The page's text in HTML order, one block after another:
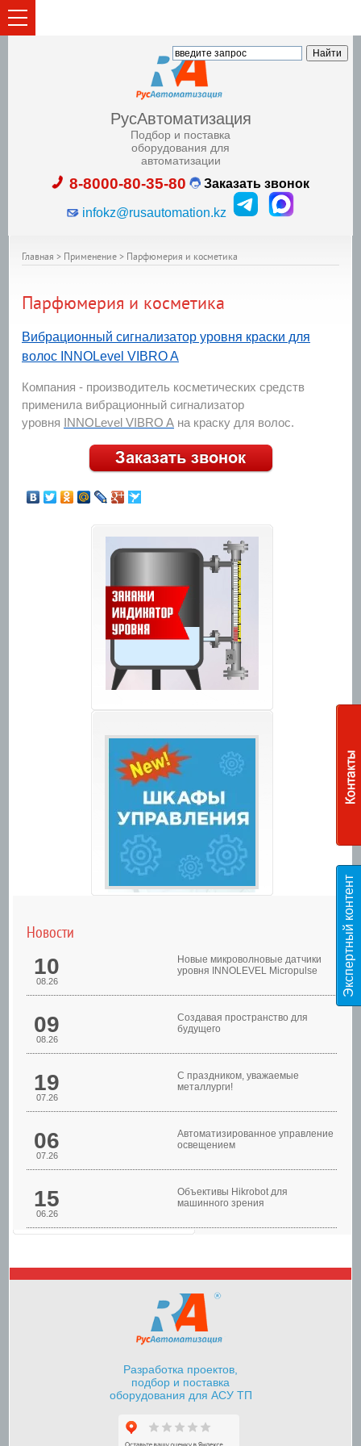
Э
к
с
п
е
р
т
н
ы
й
к
о
н
т
е
н
т
T
E
S
РусАвтоматизация
Подбор и поставка
оборудования для
автоматизации
8-8000-80-35-80 Заказать звонок
infokz@rusautomation.kz
Главная > Применение > Парфюмерия и косметика
Парфюмерия и косметика
Вибрационный сигнализатор уровня краски для
волоc INNOLevel VIBRO A
Компания - производитель косметических средств
применила вибрационный сигнализатор
уровня
INNOLevel VIBRO A на краску для волос.
Шкафы управления
Шкафы контроля и
Новости
10
08.26
Новые микроволновые датчики
уровня INNOLEVEL Micropulse
09
08.26
Создавая пространство для
будущего
19
07.26
С праздником, уважаемые
металлурги!
06
07.26
Автоматизированное управление
освещением
15
06.26
Объективы Hikrobot для
машинного зрения
Разработка проектов,
подбор и поставка
оборудования для АСУ ТП